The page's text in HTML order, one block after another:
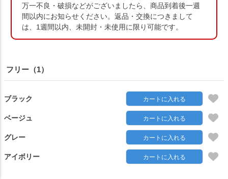
万一不良・破損などがございましたら、商品到着後一週
間以内にお知らせください。返品・交換につきまして
は、1週間以内、未開封・未使用に限り可能です。
フリー（1）
ブラック カートに入れる
ベージュ カートに入れる
グレー カートに入れる
アイボリー カートに入れる